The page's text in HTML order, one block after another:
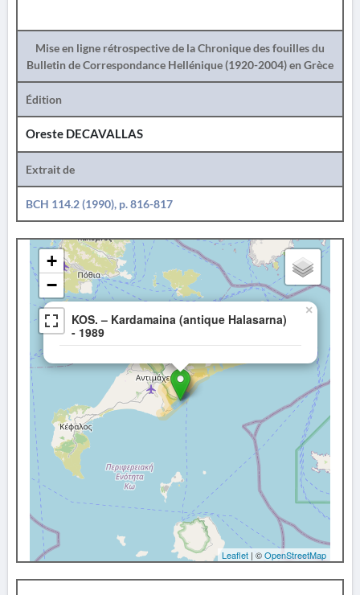
Mise en ligne rétrospective de la Chronique des fouilles du
Bulletin de Correspondance Hellénique (1920-2004) en Grèce
Édition
Oreste DECAVALLAS
Extrait de
BCH 114.2 (1990), p. 816-817
KOS. – Kardamaina (antique Halasarna)
- 1989
×
+
−
Leaflet | ©OpenStreetMap